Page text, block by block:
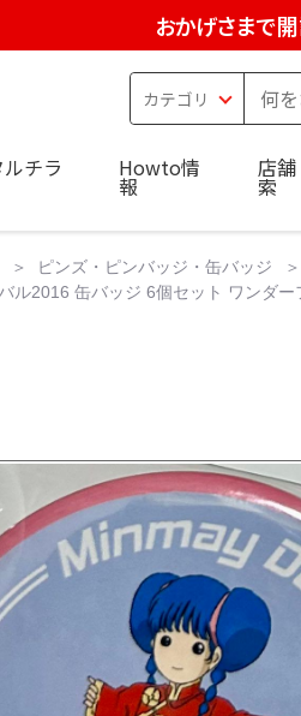
おかげさまで
チラ Howto情
報
店
索
ピンズ・ピンバッジ・缶バッジ
ル2016 缶バッジ 6個セット ワンダ